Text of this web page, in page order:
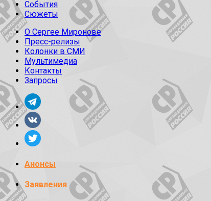
События
Сюжеты
О Сергее Миронове
Пресс-релизы
Колонки в СМИ
Мультимедиа
Контакты
Запросы
Анонсы
Заявления